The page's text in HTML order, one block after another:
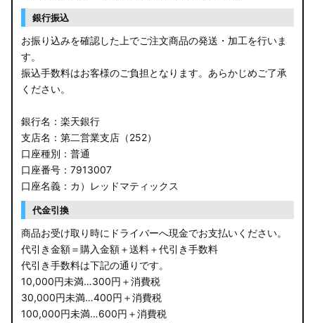
銀行振込
お振り込みを確認した上でご注文商品の発送・加工を行いま
す。
振込手数料はお客様のご負担となります。あらかじめご了承
ください。
銀行名：楽天銀行
支店名：第二営業支店（252）
口座種別：普通
口座番号：7913007
口座名義：カ）レッドマティックス
代金引換
商品お受け取り時にドライバーへ現金でお支払いください。
代引き金額＝購入金額＋送料＋代引き手数料
代引き手数料は下記の通りです。
10,000円未満…300円＋消費税
30,000円未満…400円＋消費税
100,000円未満…600円＋消費税